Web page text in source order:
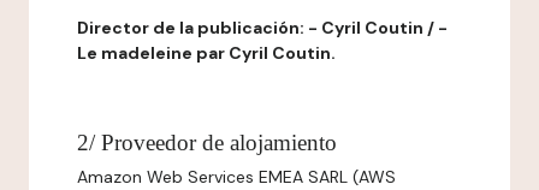
Director de la publicación: - Cyril Coutin / -
Le madeleine par Cyril Coutin.
2/ Proveedor de alojamiento
Amazon Web Services EMEA SARL (AWS